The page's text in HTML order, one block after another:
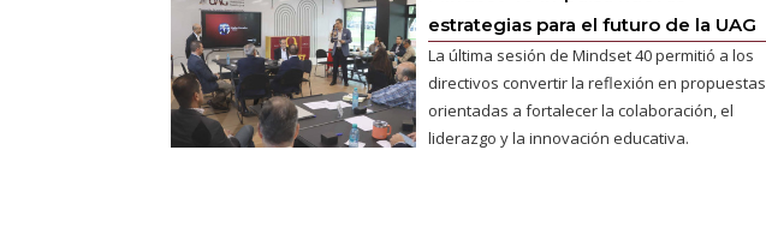
estrategias para el futuro de la UAG
La última sesión de Mindset 40 permitió a los
directivos convertir la reflexión en propuestas
orientadas a fortalecer la colaboración, el
liderazgo y la innovación educativa.